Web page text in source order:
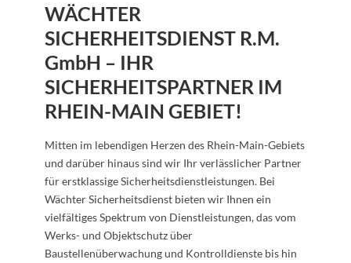
WÄCHTER
SICHERHEITSDIENST R.M.
GmbH – IHR
SICHERHEITSPARTNER IM
RHEIN-MAIN GEBIET!
Mitten im lebendigen Herzen des Rhein-Main-Gebiets
und darüber hinaus sind wir Ihr verlässlicher Partner
für erstklassige Sicherheitsdienstleistungen. Bei
Wächter Sicherheitsdienst bieten wir Ihnen ein
vielfältiges Spektrum von Dienstleistungen, das vom
Werks- und Objektschutz über
Baustellenüberwachung und Kontrolldienste bis hin